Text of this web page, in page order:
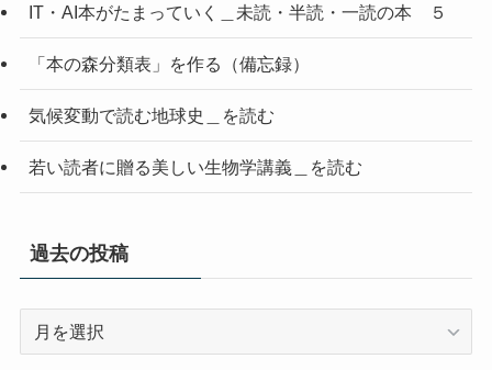
IT・AI本がたまっていく＿未読・半読・一読の本 ５
「本の森分類表」を作る（備忘録）
気候変動で読む地球史＿を読む
若い読者に贈る美しい生物学講義＿を読む
過去の投稿